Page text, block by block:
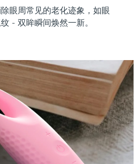
眼周常见的老化迹象，如眼
- 双眸瞬间焕然一新。
4 Men
anti-aging massage
4 mini
skin, T-zone
2 eyes & lips
line smoothing device
护理
anti-aging skincare
3 LED
and red light therapy
3 mini
therapy device for young skin
口腔护理
4 plus
silicone sonic toothbrush
4 smile
sonic toothbrush
101
anti-aging
LED治疗
NEW
201
NEW
那 预计送达日期8/15/26
预计送达日期8/12/26
预计送达日期8/16/26
预计送达日期 8/16/26
预计送达日期8/12/26
预计送达日期 8/16/26